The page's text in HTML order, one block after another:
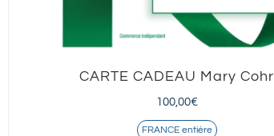
CARTE CADEAU Mary Cohr
100,00€
FRANCE entière